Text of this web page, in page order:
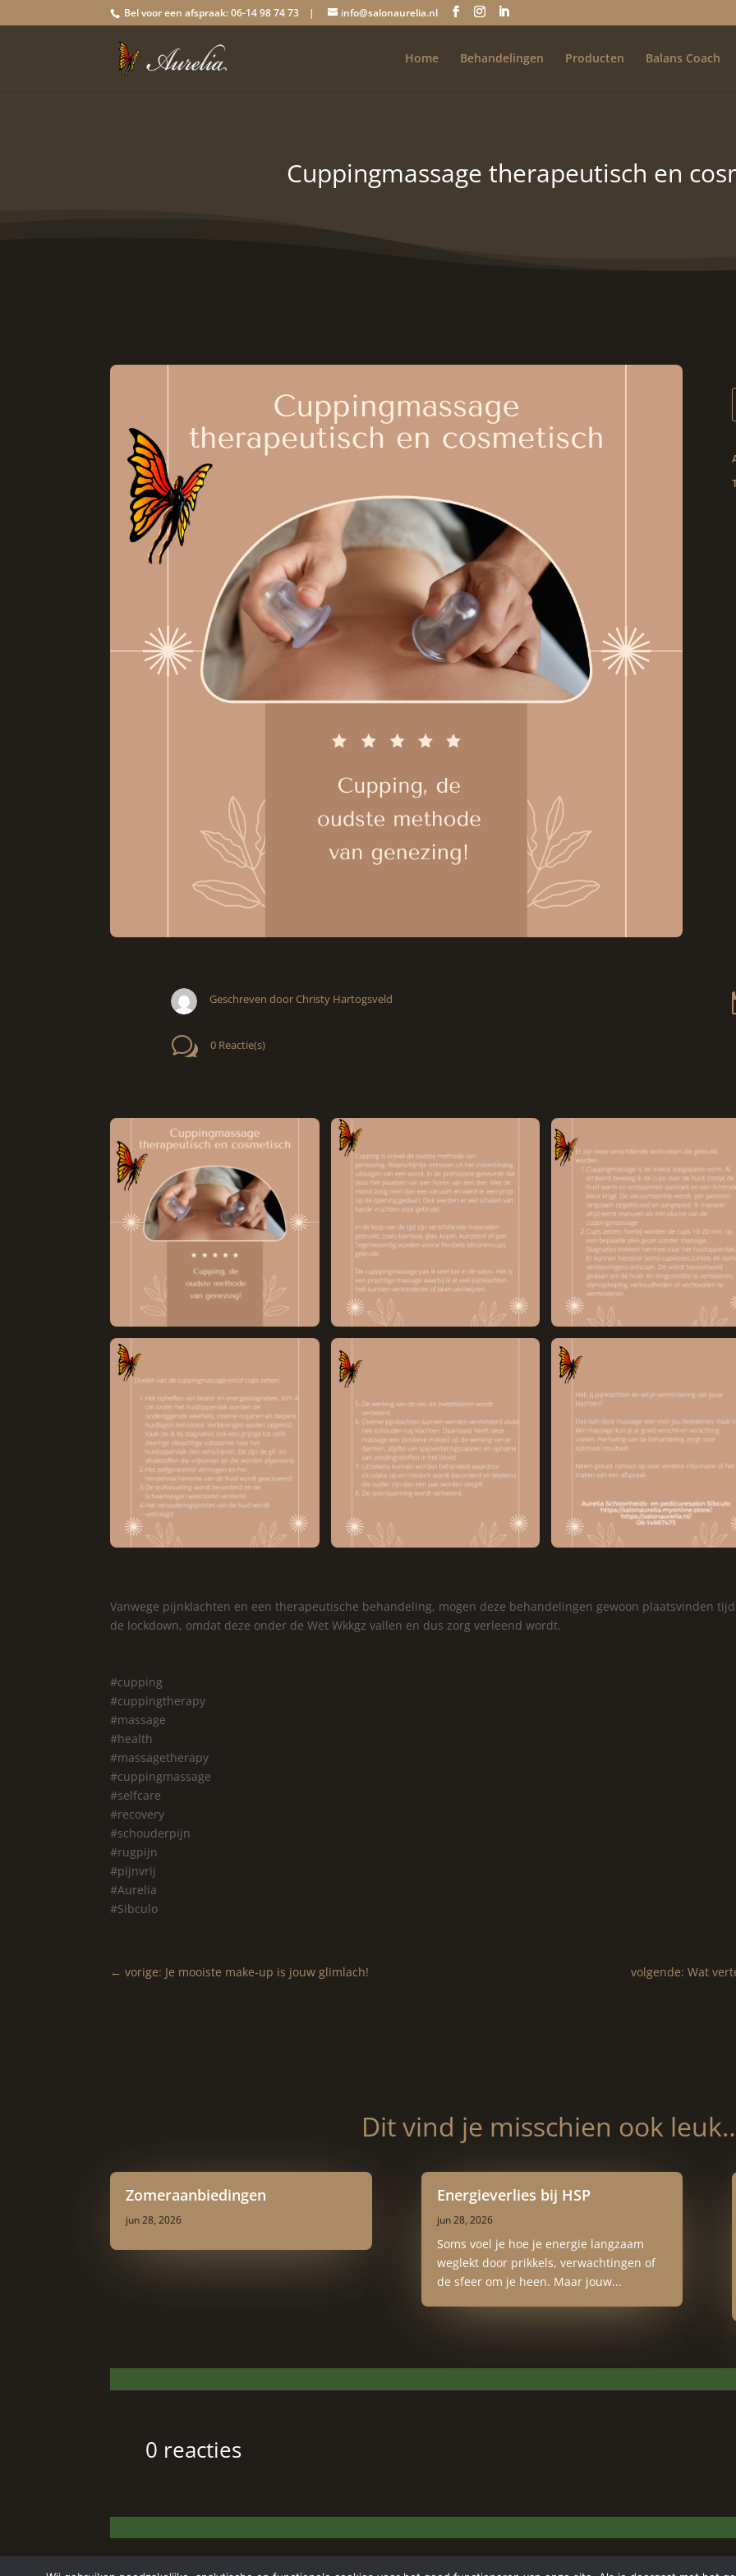
Bel voor een afspraak: 06-14 98 74 73 | info@salonaurelia.nl
Home Behandelingen Producten Balans Coach
Cuppingmassage therapeutisch en
Geschreven door Christy Hartogsveld
w 0 Reactie(s)
Vanwege pijnklachten en een therapeutische behandeling, mogen deze behandelingen gewoon plaatsvinden
de lockdown, omdat deze onder de Wet Wkkgz vallen en dus zorg verleend wordt.
#cupping
#cuppingtherapy
#massage
#health
#massagetherapy
#cuppingmassage
#selfcare
#recovery
#schouderpijn
#rugpijn
#pijnvrij
#Aurelia
#Sibculo
←vorige: Je mooiste make-up is jouw glimlach! volgende: Wat
Dit vind je misschien ook
Zomeraanbiedingen
jun 28, 2026
Energieverlies bij HSP
jun 28, 2026
Soms voel je hoe je energie langzaam
weglekt door prikkels, verwachtingen of
de sfeer om je heen. Maar jouw...
0 reacties